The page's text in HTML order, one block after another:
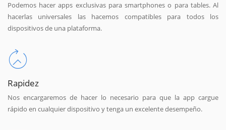
Podemos hacer apps exclusivas para smartphones o para tables. Al
hacerlas universales las hacemos compatibles para todos los
dispositivos de una plataforma.
Rapidez
Nos encargaremos de hacer lo necesario para que la app cargue
rápido en cualquier dispositivo y tenga un excelente desempeño.